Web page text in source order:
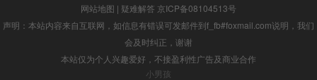
网站地图 | 疑难解答 京ICP备08104513号
声明：本站内容来自互联网，如信息有错误可发邮件到f_fb#foxmail.com说明，我们
会及时纠正，谢谢
本站仅为个人兴趣爱好，不接盈利性广告及商业合作
小男孩